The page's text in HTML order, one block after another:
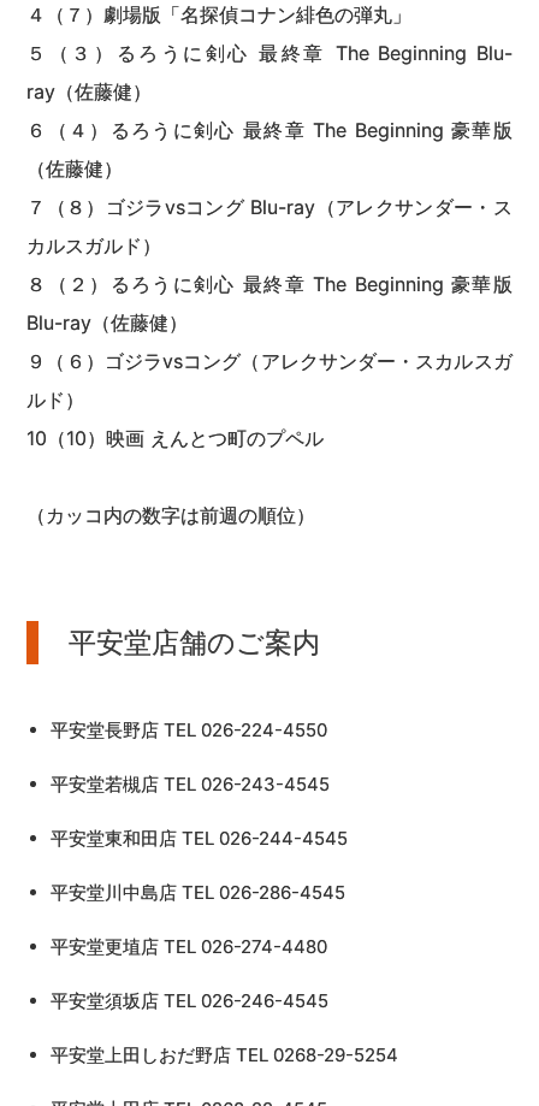
４（７）劇場版「名探偵コナン緋色の弾丸」
５（３）るろうに剣心 最終章 The Beginning Blu-
ray（佐藤健）
６（４）るろうに剣心 最終章 The Beginning 豪華版
（佐藤健）
７（８）ゴジラvsコング Blu-ray（アレクサンダー・ス
カルスガルド）
８（２）るろうに剣心 最終章 The Beginning 豪華版
Blu-ray（佐藤健）
９（６）ゴジラvsコング（アレクサンダー・スカルスガ
ルド）
10（10）映画 えんとつ町のプペル
（カッコ内の数字は前週の順位）
平安堂店舗のご案内
平安堂長野店 TEL 026-224-4550
平安堂若槻店 TEL 026-243-4545
平安堂東和田店 TEL 026-244-4545
平安堂川中島店 TEL 026-286-4545
平安堂更埴店 TEL 026-274-4480
平安堂須坂店 TEL 026-246-4545
平安堂上田しおだ野店 TEL 0268-29-5254